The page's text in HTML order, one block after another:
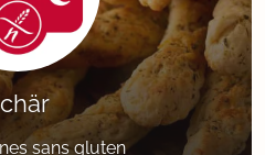
sans gluten